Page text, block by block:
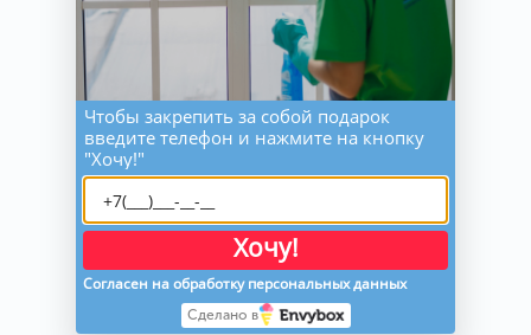
Чтобы закрепить за собой подарок
введите телефон и нажмите на кнопку
"Хочу!"
Хочу!
Согласен на обработку персональных данных
Сделано в